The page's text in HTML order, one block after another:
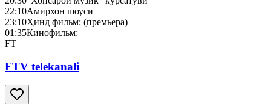
22:10Амирхон шоуси
23:10Ҳинд фильм: (премьера)
01:35Кинофильм:
FT
FTV telekanali